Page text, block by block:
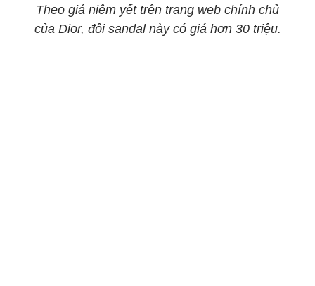
Theo giá niêm yết trên trang web chính chủ
của Dior, đôi sandal này có giá hơn 30 triệu.